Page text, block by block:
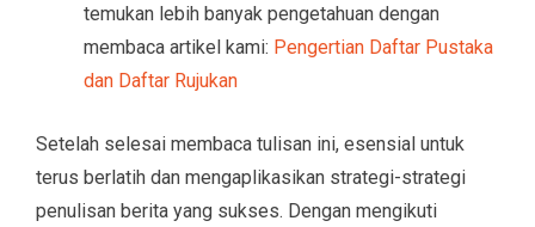
temukan lebih banyak pengetahuan dengan
membaca artikel kami: Pengertian Daftar Pustaka
dan Daftar Rujukan
Setelah selesai membaca tulisan ini, esensial untuk
terus berlatih dan mengaplikasikan strategi-strategi
penulisan berita yang sukses. Dengan mengikuti